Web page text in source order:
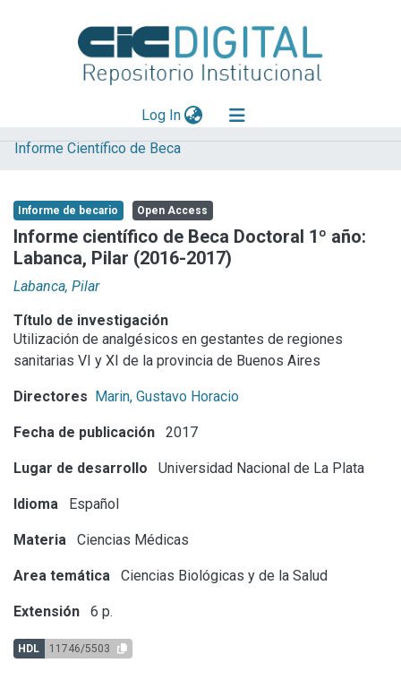
Log In(current)
Explorar
Aportar material
Statistics
Informe Científico de Beca
Informe de becario Open Access
Informe científico de Beca Doctoral 1º año:
Labanca, Pilar (2016-2017)
Labanca, Pilar
Título de investigación
Utilización de analgésicos en gestantes de regiones
sanitarias VI y XI de la provincia de Buenos Aires
Directores Marin, Gustavo Horacio
Fecha de publicación 2017
Lugar de desarrollo Universidad Nacional de La Plata
Idioma Español
Materia Ciencias Médicas
Area temática Ciencias Biológicas y de la Salud
Extensión 6 p.
HDL 11746/5503